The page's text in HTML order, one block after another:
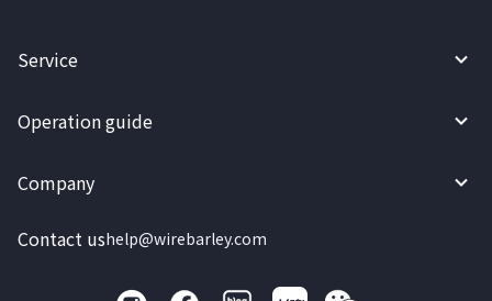
Service
Operation guide
Company
Contact ushelp@wirebarley.com